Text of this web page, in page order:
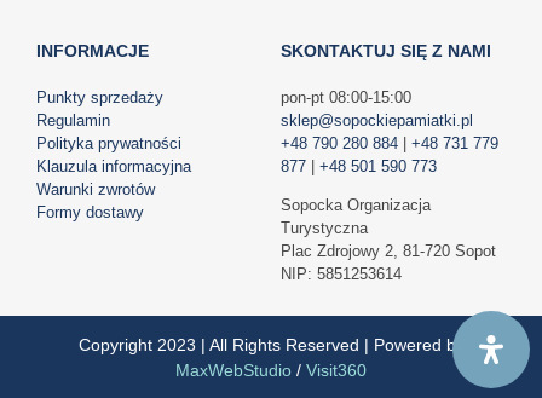
INFORMACJE
Punkty sprzedaży
Regulamin
Polityka prywatności
Klauzula informacyjna
Warunki zwrotów
Formy dostawy
SKONTAKTUJ SIĘ Z NAMI
pon-pt 08:00-15:00
sklep@sopockiepamiatki.pl
+48 790 280 884| +48 731 779
877| +48 501 590 773
Sopocka Organizacja
Turystyczna
Plac Zdrojowy 2, 81-720 Sopot
NIP: 5851253614
Copyright 2023 | All Rights Reserved | Powered by
MaxWebStudio / Visit360